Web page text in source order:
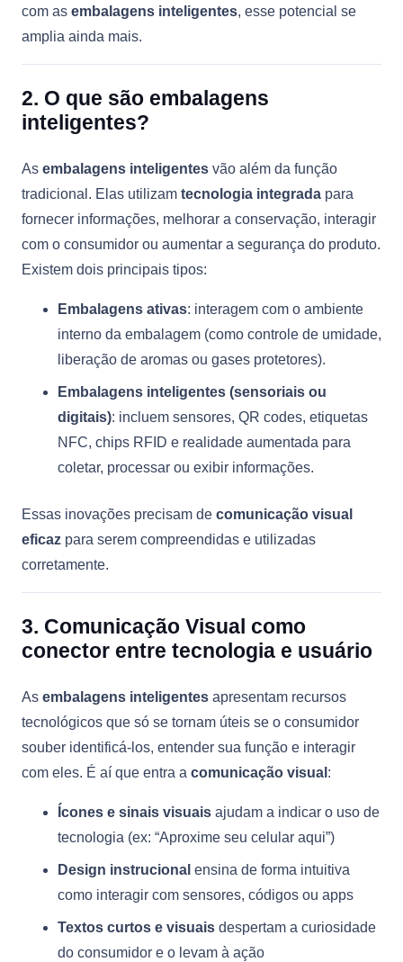
com as embalagens inteligentes, esse potencial se
amplia ainda mais.
2. O que são embalagens
inteligentes?
As embalagens inteligentes vão além da função
tradicional. Elas utilizam tecnologia integrada para
fornecer informações, melhorar a conservação, interagir
com o consumidor ou aumentar a segurança do produto.
Existem dois principais tipos:
Embalagens ativas: interagem com o ambiente
interno da embalagem (como controle de umidade,
liberação de aromas ou gases protetores).
Embalagens inteligentes (sensoriais ou
digitais): incluem sensores, QR codes, etiquetas
NFC, chips RFID e realidade aumentada para
coletar, processar ou exibir informações.
Essas inovações precisam de comunicação visual
eficaz para serem compreendidas e utilizadas
corretamente.
3. Comunicação Visual como
conector entre tecnologia e usuário
As embalagens inteligentes apresentam recursos
tecnológicos que só se tornam úteis se o consumidor
souber identificá-los, entender sua função e interagir
com eles. É aí que entra a comunicação visual :
Ícones e sinais visuais ajudam a indicar o uso de
tecnologia (ex: “Aproxime seu celular aqui”)
Design instrucional ensina de forma intuitiva
como interagir com sensores, códigos ou apps
Textos curtos e visuais despertam a curiosidade
do consumidor e o levam à ação